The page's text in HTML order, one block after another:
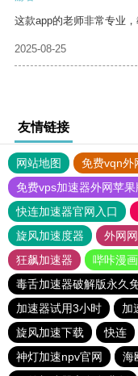
这款app的老师非常专业
2025-08-25
友情链接
网站地图 免费vqn外
免费vps加速器外网苹果
快连加速器官网入口
旋风加速度器
外网
狂飙加速器
哔咔漫画
毒舌加速器破解版永久
加速器试用3小时
加
旋风加速下载
快连
神灯加速npv官网
海